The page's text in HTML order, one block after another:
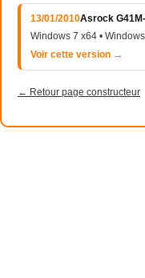
13/01/2010Asrock
Windows 7 x64 •
Voir cette version →
← Retour page constructeur